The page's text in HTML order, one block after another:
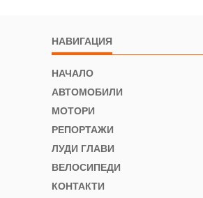
НАВИГАЦИЯ
НАЧАЛО
АВТОМОБИЛИ
МОТОРИ
РЕПОРТАЖИ
ЛУДИ ГЛАВИ
ВЕЛОСИПЕДИ
КОНТАКТИ